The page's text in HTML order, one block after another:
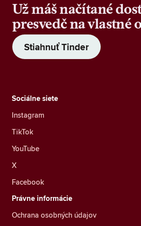
Už máš načítané
presvedč na vlastné
Stiahnuť Tinder
Sociálne siete
Instagram
TikTok
YouTube
X
Facebook
Právne informácie
Ochrana osobných údajov